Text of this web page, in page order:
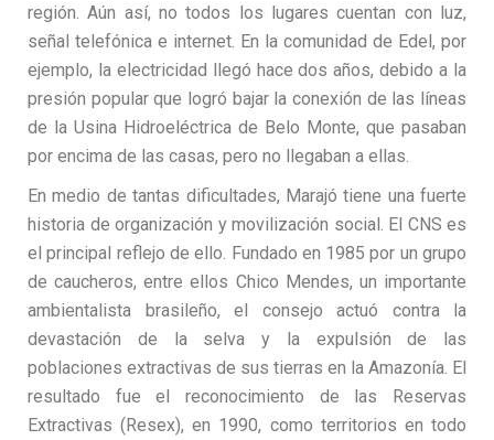
región. Aún así, no todos los lugares cuentan con luz,
señal telefónica e internet. En la comunidad de Edel, por
ejemplo, la electricidad llegó hace dos años, debido a la
presión popular que logró bajar la conexión de las líneas
de la Usina Hidroeléctrica de Belo Monte, que pasaban
por encima de las casas, pero no llegaban a ellas.
En medio de tantas dificultades, Marajó tiene una fuerte
historia de organización y movilización social. El CNS es
el principal reflejo de ello. Fundado en 1985 por un grupo
de caucheros, entre ellos Chico Mendes, un importante
ambientalista brasileño, el consejo actuó contra la
devastación de la selva y la expulsión de las
poblaciones extractivas de sus tierras en la Amazonía. El
resultado fue el reconocimiento de las Reservas
Extractivas (Resex), en 1990, como territorios en todo